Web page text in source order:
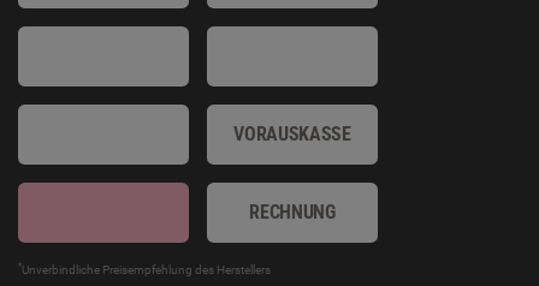
VORAUSKASSE
RECHNUNG
*Unverbindliche Preisempfehlung des Herstellers